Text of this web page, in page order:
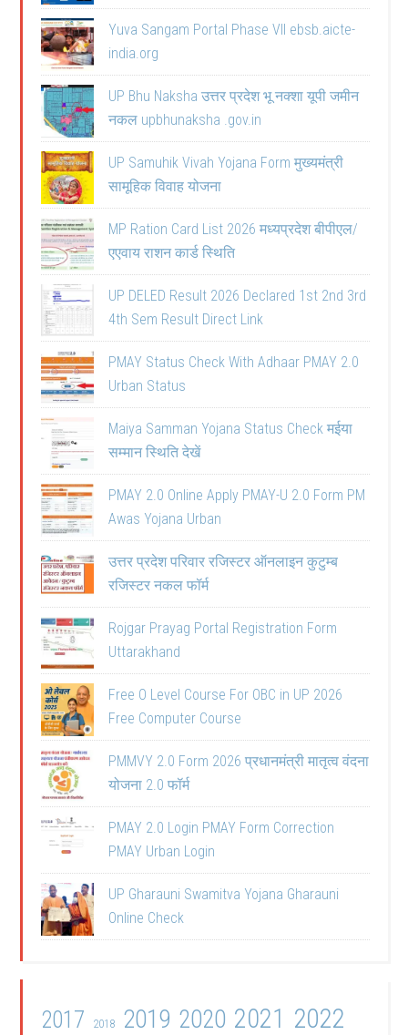
Yuva Sangam Portal Phase VII ebsb.aicte-
india.org
UP Bhu Naksha उत्तर प्रदेश भू नक्शा यूपी जमीन
नकल upbhunaksha .gov.in
UP Samuhik Vivah Yojana Form मुख्यमंत्री
सामूहिक विवाह योजना
MP Ration Card List 2026 मध्यप्रदेश बीपीएल/
एएवाय राशन कार्ड स्थिति
UP DELED Result 2026 Declared 1st 2nd 3rd
4th Sem Result Direct Link
PMAY Status Check With Adhaar PMAY 2.0
Urban Status
Maiya Samman Yojana Status Check मईया
सम्मान स्थिति देखें
PMAY 2.0 Online Apply PMAY-U 2.0 Form PM
Awas Yojana Urban
उत्तर प्रदेश परिवार रजिस्टर ऑनलाइन कुटुम्ब
रजिस्टर नकल फॉर्म
Rojgar Prayag Portal Registration Form
Uttarakhand
Free O Level Course For OBC in UP 2026
Free Computer Course
PMMVY 2.0 Form 2026 प्रधानमंत्री मातृत्व वंदना
योजना 2.0 फॉर्म
PMAY 2.0 Login PMAY Form Correction
PMAY Urban Login
UP Gharauni Swamitva Yojana Gharauni
Online Check
2017 2018 2019 2020 2021 2022